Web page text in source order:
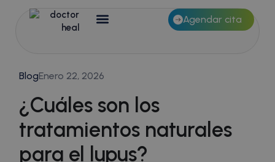
Agendar cita
BlogEnero 22, 2026
¿Cuáles son los
tratamientos naturales
para el lupus?